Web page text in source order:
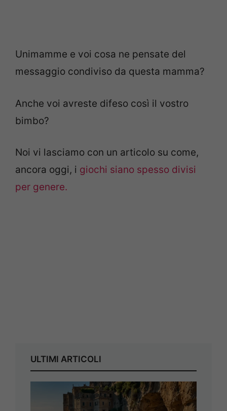
Unimamme e voi cosa ne pensate del
messaggio condiviso da questa mamma?
Anche voi avreste difeso così il vostro
bimbo?
Noi vi lasciamo con un articolo su come,
ancora oggi, i giochi siano spesso divisi
per genere.
ULTIMI ARTICOLI